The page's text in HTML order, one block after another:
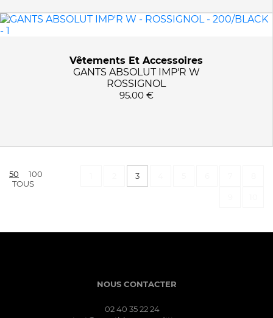
Vêtements Et Accessoires
GANTS ABSOLUT IMP'R W
ROSSIGNOL
95.00 €
50
100
TOUS
3
NOUS CONTACTER
02 40 35 22 24